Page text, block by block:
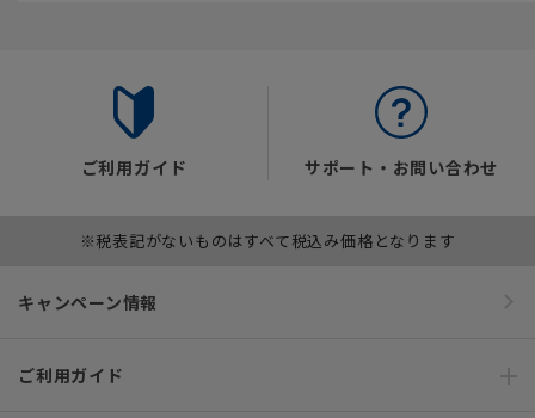
ご利用ガイド サポート・お問い合わせ
※税表記がないものはすべて税込み価格となります
キャンペーン情報
ご利用ガイド